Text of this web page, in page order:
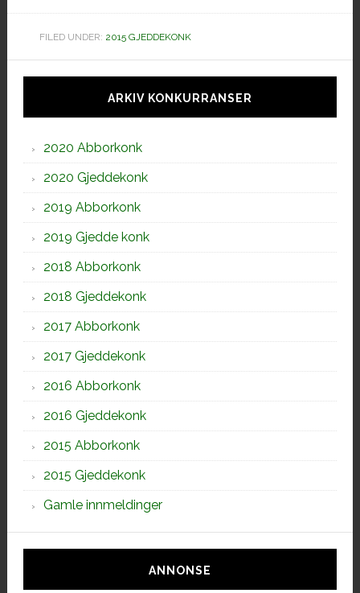
FILED UNDER: 2015 GJEDDEKONK
Hoved
ARKIV KONKURRANSER
2020 Abborkonk
2020 Gjeddekonk
2019 Abborkonk
2019 Gjedde konk
2018 Abborkonk
2018 Gjeddekonk
2017 Abborkonk
2017 Gjeddekonk
2016 Abborkonk
2016 Gjeddekonk
2015 Abborkonk
2015 Gjeddekonk
Gamle innmeldinger
ANNONSE